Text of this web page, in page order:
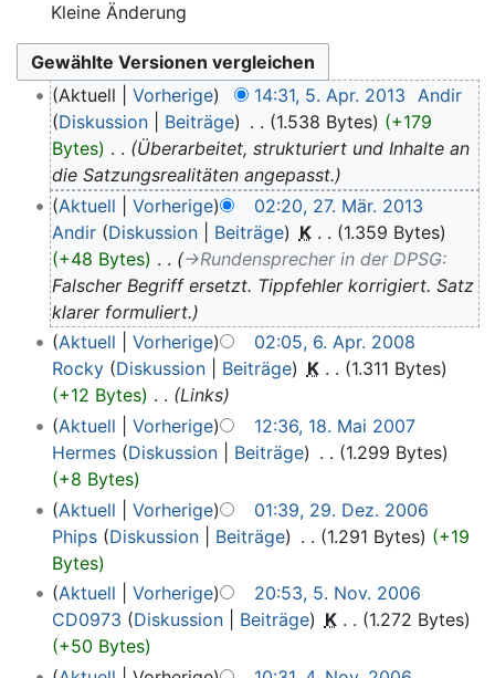
Kleine Änderung
Aktuell Vorherige 14:31, 5. Apr. 2013 Andir
Diskussion
Beiträge 1.538 Bytes
+179
Bytes
Überarbeitet, strukturiert und Inhalte an
die Satzungsrealitäten angepasst.
Aktuell
Vorherige
02:20, 27. Mär. 2013
Andir
Diskussion Beiträge K
1.359 Bytes
+48 Bytes
→‎Rundensprecher in der DPSG:
Falscher Begriff ersetzt. Tippfehler korrigiert. Satz
klarer formuliert.
Aktuell
Vorherige
02:05, 6. Apr. 2008
Rocky
Diskussion Beiträge K
1.311 Bytes
+12 Bytes
Links
Aktuell
Vorherige
12:36, 18. Mai 2007
Hermes
Diskussion Beiträge
1.299 Bytes
+8 Bytes
Aktuell
Vorherige
01:39, 29. Dez. 2006
Phips
Diskussion Beiträge 1.291 Bytes
+19
Bytes
Aktuell
Vorherige
20:53, 5. Nov. 2006
CD0973
Diskussion Beiträge K
1.272 Bytes
+50 Bytes